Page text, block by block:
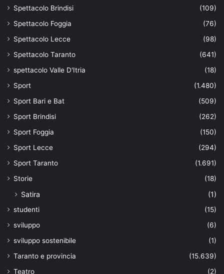
Spettacolo Brindisi
(109)
Spettacolo Foggia
(76)
Spettacolo Lecce
(98)
Spettacolo Taranto
(641)
spettacolo Valle D'Itria
(18)
Sport
(1.480)
Sport Bari e Bat
(509)
Sport Brindisi
(262)
Sport Foggia
(150)
Sport Lecce
(294)
Sport Taranto
(1.691)
Storie
(18)
Satira (1)
studenti
(15)
sviluppo
(6)
sviluppo sostenibile
(1)
Taranto e provincia
(15.639)
Teatro
(2)